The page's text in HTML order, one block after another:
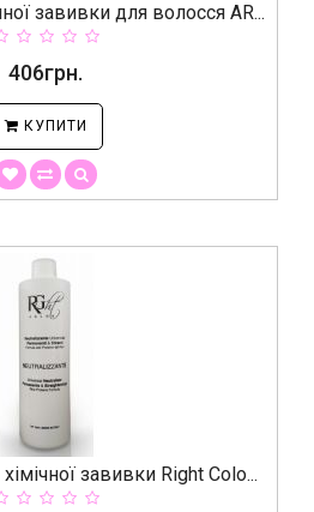
завивки для волосся AR...
406грн.
КУПИТИ
завивки Right Colo...